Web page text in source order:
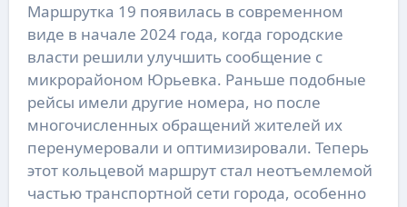
Маршрутка 19 появилась в современном
виде в начале 2024 года, когда городские
власти решили улучшить сообщение с
микрорайоном Юрьевка. Раньше подобные
рейсы имели другие номера, но после
многочисленных обращений жителей их
перенумеровали и оптимизировали. Теперь
этот кольцевой маршрут стал неотъемлемой
частью транспортной сети города, особенно